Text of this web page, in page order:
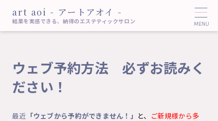
art aoi - アートアオイ -
結果を実感できる、納得のエステティックサロン
ウェブ予約方法 必ずお読みく
ださい！
最近 「ウェブから予約ができません！」 と、
ご新規様から多